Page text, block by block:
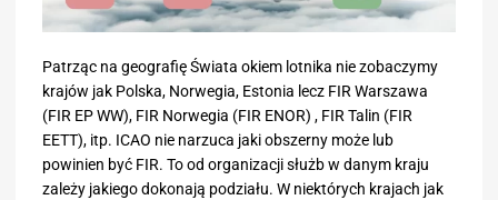
Patrząc na geografię Świata okiem lotnika nie zobaczymy
krajów jak Polska, Norwegia, Estonia lecz FIR Warszawa
(FIR EP WW), FIR Norwegia (FIR ENOR) , FIR Talin (FIR
EETT), itp. ICAO nie narzuca jaki obszerny może lub
powinien być FIR. To od organizacji służb w danym kraju
zależy jakiego dokonają podziału. W niektórych krajach jak